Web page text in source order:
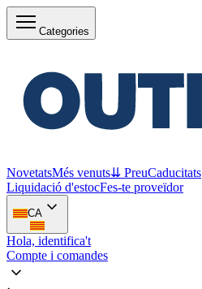
Categories
NovetatsMés venuts⇊ PreuCaducitats
Liquidació d'estocFes-te proveïdor
CA
Hola, identifica't
Compte i comandes